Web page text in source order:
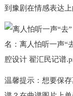
到豫剧在情感表达上
温馨提示：想要保